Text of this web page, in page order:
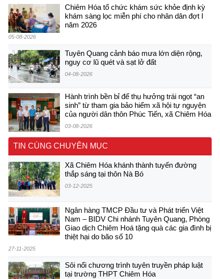
Chiêm Hóa tổ chức khám sức khỏe định kỳ
khám sàng lọc miễn phí cho nhân dân đợt I
năm 2026
05-08-2026
Tuyên Quang cảnh báo mưa lớn diện rộng,
nguy cơ lũ quét và sạt lở đất
04-08-2026
Hành trình bền bỉ để thụ hưởng trái ngọt “an
sinh” từ tham gia bảo hiểm xã hội tự nguyện
của người dân thôn Phúc Tiến, xã Chiêm Hóa
03-08-2026
TIN CÙNG CHUYÊN MỤC
Xã Chiêm Hóa khánh thành tuyến đường
thắp sáng tại thôn Nà Bó
03-12-2025
Ngân hàng TMCP Đầu tư và Phát triển Việt
Nam – BIDV Chi nhánh Tuyên Quang, Phòng
Giao dịch Chiêm Hoá tặng quà các gia đình bị
thiệt hại do bão số 10
27-11-2025
Sôi nổi chương trình tuyên truyền pháp luật
tại trường THPT Chiêm Hóa